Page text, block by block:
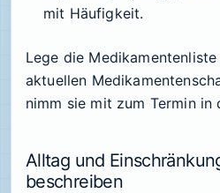
mit Häufigkeit.
Lege die
aktuellen
nimm sie mit zum Termin in
Alltag und
beschreiben